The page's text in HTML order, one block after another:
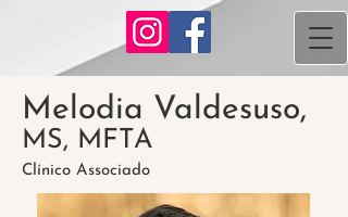
Melodia Valdesuso,
MS, MFTA
Clínico Associado